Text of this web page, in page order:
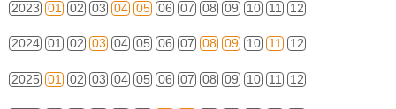
2023 01 02 03 04 05 06 07 08 09 10 11 12
2024 01 02 03 04 05 06 07 08 09 10 11 12
2025 01 02 03 04 05 06 07 08 09 10 11 12